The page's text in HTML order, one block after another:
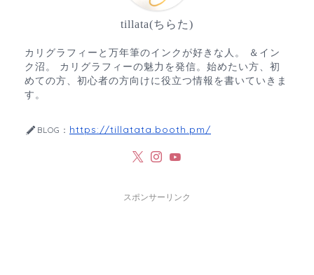
tillata(ちらた)
カリグラフィーと万年筆のインクが好きな人。 ＆イン
ク沼。 カリグラフィーの魅力を発信。始めたい方、初
めての方、初心者の方向けに役立つ情報を書いていきま
す。
BLOG： https://tillatata.booth.pm/
スポンサーリンク